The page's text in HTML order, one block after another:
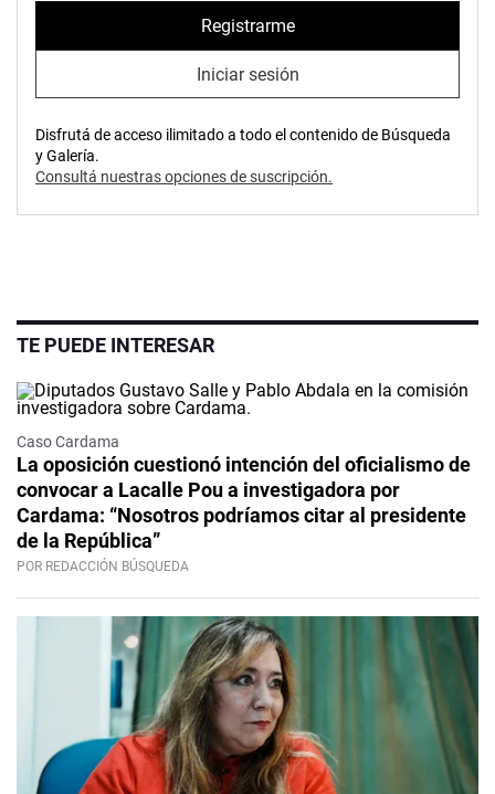
Registrarme
Iniciar sesión
Disfrutá de acceso ilimitado a todo el contenido de Búsqueda
y Galería.
Consultá nuestras opciones de suscripción.
TE PUEDE INTERESAR
Caso Cardama
La oposición cuestionó intención del oficialismo de
convocar a Lacalle Pou a investigadora por
Cardama: “Nosotros podríamos citar al presidente
de la República”
POR REDACCIÓN BÚSQUEDA